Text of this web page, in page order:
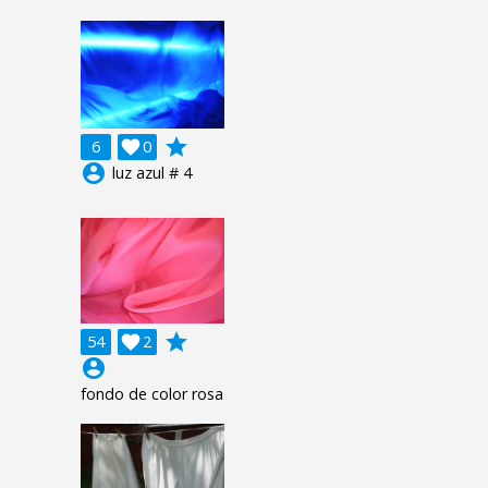
6 0

grade
account_circle luz azul # 4
54 2

grade
account_circle
fondo de color rosa